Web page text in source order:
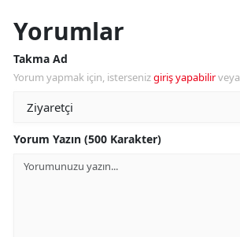
Yorumlar
Takma Ad
Yorum yapmak için, istersenizgiriş yapabilirveya
Yorum Yazın (500 Karakter)